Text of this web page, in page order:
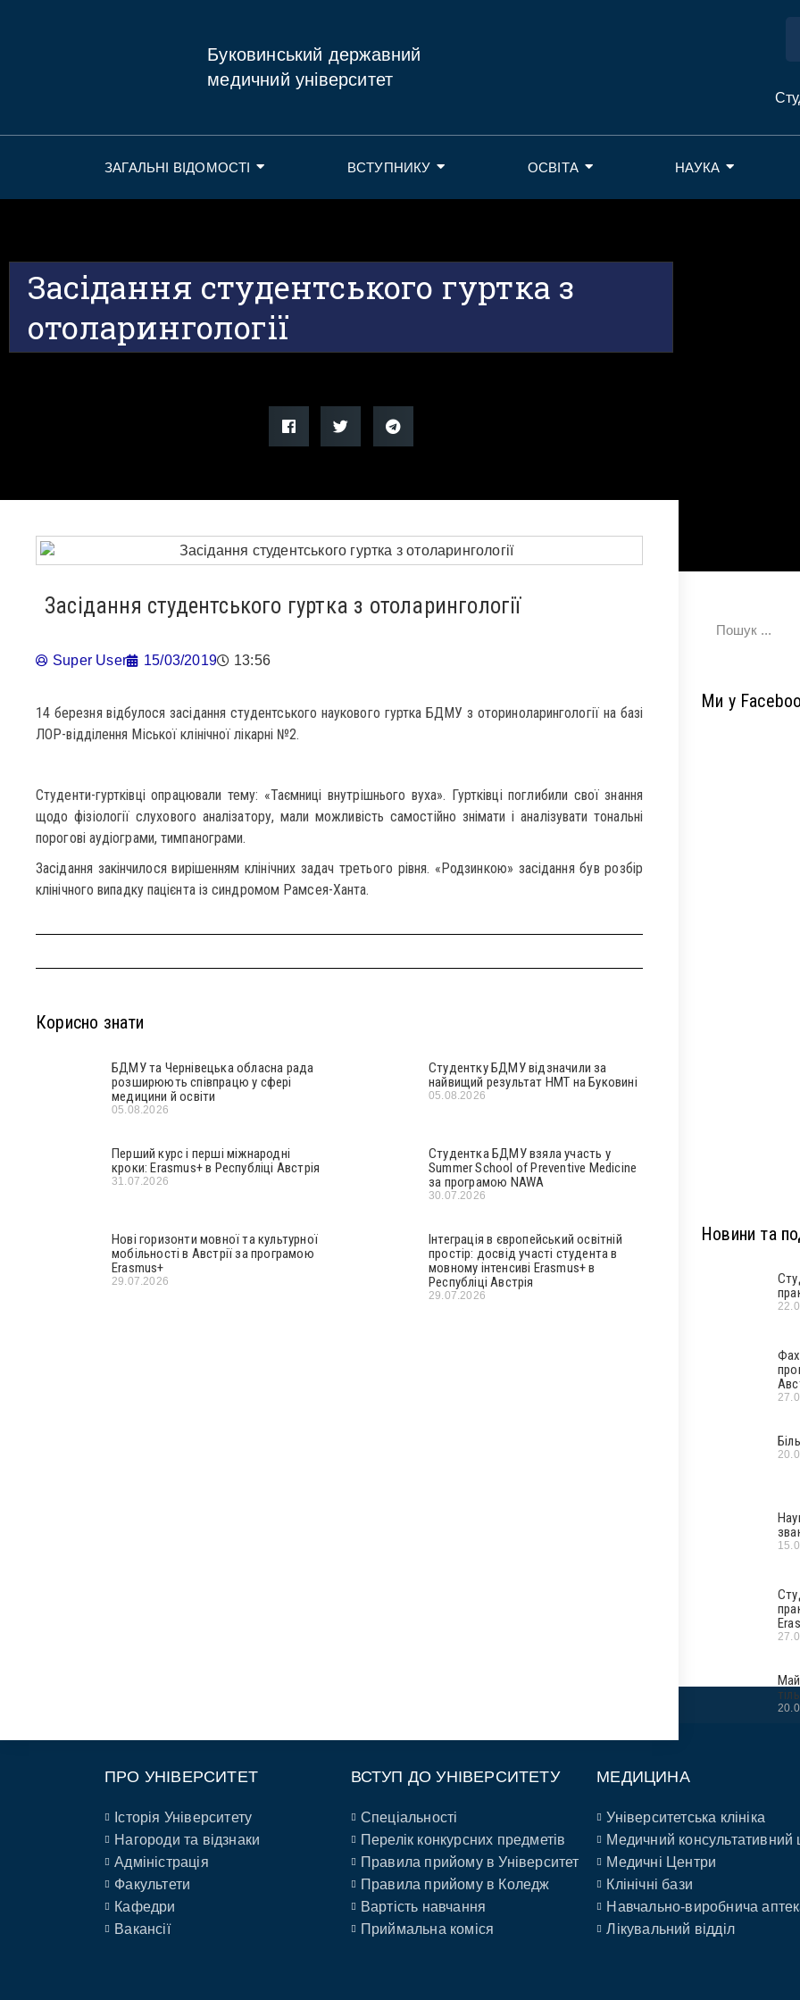
Буковинський державний
медичний університет
ЗАГАЛЬНІ ВІДОМОСТІ ВСТУПНИКУ ОСВІТА НАУКА
Засідання студентського гуртка з
отоларингології
Засідання студентського гуртка з отоларингології
Super User 15/03/2019 13:56
14 березня відбулося засідання студентського наукового гуртка БДМУ з оториноларингології на базі
ЛОР-відділення Міської клінічної лікарні №2.
Студенти-гуртківці опрацювали тему: «Таємниці внутрішнього вуха». Гуртківці поглибили свої знання
щодо фізіології слухового аналізатору, мали можливість самостійно знімати і аналізувати тональні
порогові аудіограми, тимпанограми.
Засідання закінчилося вирішенням клінічних задач третього рівня. «Родзинкою» засідання був розбір
клінічного випадку пацієнта із синдромом Рамсея-Ханта.
Корисно знати
БДМУ та Чернівецька обласна рада
розширюють співпрацю у сфері
медицини й освіти
05.08.2026
Студентку БДМУ відзначили за
найвищий результат НМТ на Буковині
05.08.2026
Перший курс і перші міжнародні
кроки: Erasmus+ в Республіці Австрія
31.07.2026
Студентка БДМУ взяла участь у
Summer School of Preventive Medicine
за програмою NAWA
30.07.2026
Нові горизонти мовної та культурної
мобільності в Австрії за програмою
Erasmus+
29.07.2026
Інтеграція в європейський освітній
простір: досвід участі студента в
мовному інтенсиві Erasmus+ в
Республіці Австрія
29.07.2026
Ми у
Новини та
ПРО УНІВЕРСИТЕТ
Історія Університету
Нагороди та відзнаки
Адміністрація
Факультети
Кафедри
Вакансії
ВСТУП ДО УНІВЕРСИТЕТУ
Спеціальності
Перелік конкурсних предметів
Правила прийому в Університет
Правила прийому в Коледж
Вартість навчання
Приймальна коміся
МЕДИЦИНА
Університетська клініка
Медичний консультативний
Медичні Центри
Клінічні бази
Навчально-виробнича
Лікувальний відділ